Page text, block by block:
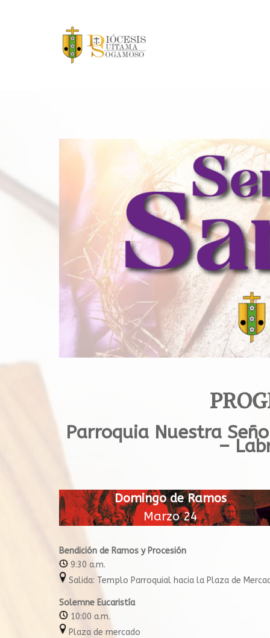
Parroquia Nuestra
–
Domingo de Ramos
Marzo 24
Bendición de Ramos y Procesión
9:30 a.m.
Salida: Templo Parroquial hacia la Plaza de
Solemne Eucaristía
10:00 a.m.
Plaza de mercado